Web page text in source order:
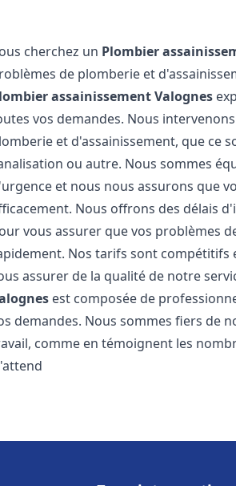
cherchez un Plombier
de plomberie et
assainissementValognes
vos demandes. Nous
et d'assainissement, que ce
ou autre. Nous sommes
et nous nous assurons que
Nous offrons des délais
vous assurer que vos problèmes
Nos tarifs sont
assurer de la qualité de notre
est composée de
demandes. Nous sommes fiers de
comme en témoignent les